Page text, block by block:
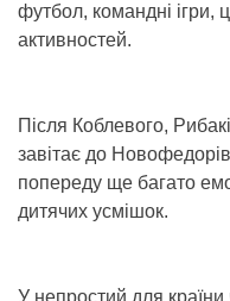
футбол, командні ігри,
активностей.
Після Коблевого,
завітає до
попереду ще багато
дитячих усмішок.
У непростий для країни